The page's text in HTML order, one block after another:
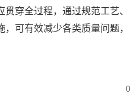
穿全过程，通过规范工艺、
可有效减少各类质量问题，
0